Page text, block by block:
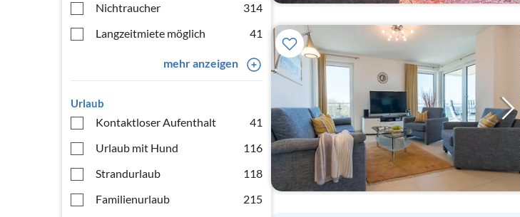
Nichtraucher
314
Langzeitmiete möglich
41
mehr anzeigen
Urlaub
Kontaktloser Aufenthalt
41
Urlaub mit Hund
116
Strandurlaub
118
Familienurlaub
215